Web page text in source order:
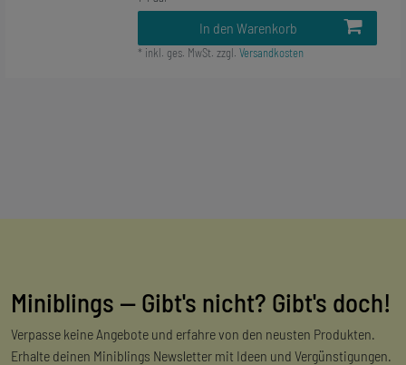
In den Warenkorb
* inkl. ges. MwSt. zzgl. Versandkosten
Miniblings — Gibt's nicht? Gibt's doch!
Verpasse keine Angebote und erfahre von den neusten Produkten.
Erhalte deinen Miniblings Newsletter mit Ideen und Vergünstigungen.